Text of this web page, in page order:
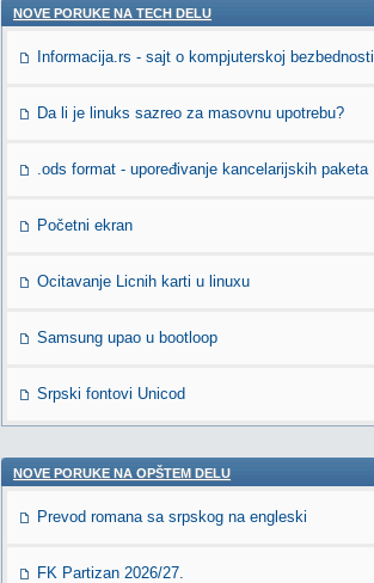
NOVE PORUKE NA TECH DELU
Informacija.rs - sajt o kompjuterskoj bezbednosti
Da li je linuks sazreo za masovnu upotrebu?
.ods format - upoređivanje kancelarijskih paketa
Početni ekran
Ocitavanje Licnih karti u linuxu
Samsung upao u bootloop
Srpski fontovi Unicod
NOVE PORUKE NA OPŠTEM DELU
Prevod romana sa srpskog na engleski
FK Partizan 2026/27.